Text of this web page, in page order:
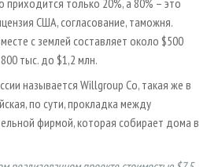
США, согласование, таможня.
с землей составляет около $500
тыс. до $1,2 млн.
называется Willgroup Co, такая же в
по сути, прокладка между
фирмой, которая собирает дома в